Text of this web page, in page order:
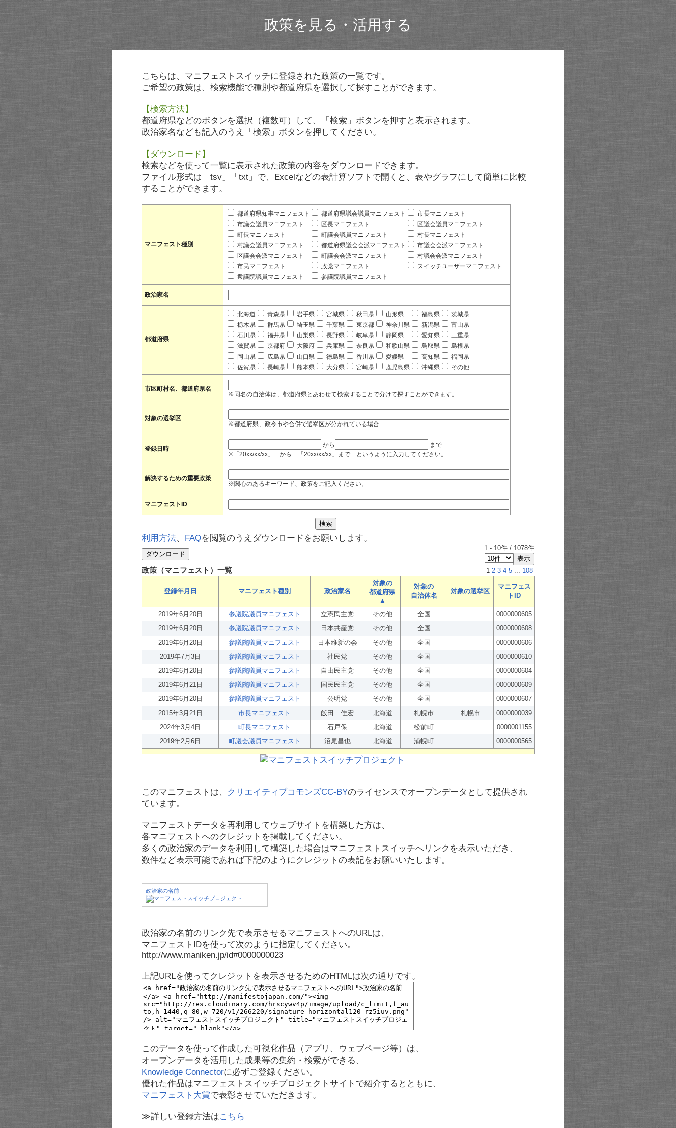
政策を見る・活用する
こちらは、マニフェストスイッチに登録された政策の一覧です。
ご希望の政策は、検索機能で種別や都道府県を選択して探すことができます。
【検索方法】
都道府県などのボタンを選択（複数可）して、「検索」ボタンを押すと表示されます。
政治家名なども記入のうえ「検索」ボタンを押してください。
【ダウンロード】
検索などを使って一覧に表示された政策の内容をダウンロードできます。
ファイル形式は「tsv」「txt」で、Excelなどの表計算ソフトで開くと、表やグラフにして簡単に比較
することができます。
マニフェスト種別
都道府県知事マニフェスト 都道府県議会議員マニフェスト
市長マニフェスト
市議会議員マニフェスト
区長マニフェスト
区議会議員マニフェスト
町長マニフェスト
町議会議員マニフェスト
村長マニフェスト
村議会議員マニフェスト
都道府県議会会派マニフェスト
市議会会派マニフェスト
区議会会派マニフェスト
町議会会派マニフェスト
村議会会派マニフェスト
市民マニフェスト
政党マニフェスト
スイッチユーザーマニフェスト
衆議院議員マニフェスト
参議院議員マニフェスト
政治家名
都道府県
北海道 青森県 岩手県 宮城県 秋田県 山形県 福島県
茨城県
栃木県
群馬県 埼玉県 千葉県 東京都 神奈川県 新潟県
富山県
石川県
福井県 山梨県 長野県 岐阜県 静岡県 愛知県
三重県
滋賀県
京都府 大阪府 兵庫県 奈良県 和歌山県 鳥取県
島根県
岡山県
広島県 山口県 徳島県 香川県 愛媛県 高知県
福岡県
佐賀県
長崎県 熊本県 大分県 宮崎県 鹿児島県 沖縄県 その他
市区町村名、都道府県名
※同名の自治体は、都道府県とあわせて検索することで分けて探すことができます。
対象の選挙区
※都道府県、政令市や合併で選挙区が分かれている場合
登録日時
から
まで
※「20xx/xx/xx」 から 「20xx/xx/xx」まで というように入力してください。
解決するための重要政策
※関心のあるキーワード、政策をご記入ください。
マニフェストID
利用方法、 FAQを閲覧のうえダウンロードをお願いします。
1 - 10件 / 1078件
政策（マニフェスト）一覧 1 2 3 4 5 ... 108
登録年月日 マニフェスト種別 政治家名
対象の
都道府県
▲
対象の
自治体名
対象の選挙区
マニフェス
トID
2019年6月20日 参議院議員マニフェスト 立憲民主党 その他 全国
0000000605
2019年6月20日
参議院議員マニフェスト 日本共産党 その他 全国
0000000608
2019年6月20日
参議院議員マニフェスト 日本維新の会 その他 全国
0000000606
2019年7月3日
参議院議員マニフェスト 社民党 その他 全国
0000000610
2019年6月20日
参議院議員マニフェスト 自由民主党 その他 全国
0000000604
2019年6月21日
参議院議員マニフェスト 国民民主党 その他 全国
0000000609
2019年6月20日
参議院議員マニフェスト 公明党 その他 全国
0000000607
2015年3月21日
市長マニフェスト 飯田 佳宏 北海道 札幌市 札幌市
0000000039
2024年3月4日
町長マニフェスト 石戸保 北海道 松前町
0000001155
2019年2月6日
町議会議員マニフェスト 沼尾昌也 北海道 浦幌町 0000000565
このマニフェストは、 クリエイティブコモンズCC-BYのライセンスでオープンデータとして提供され
ています。
マニフェストデータを再利用してウェブサイトを構築した方は、
各マニフェストへのクレジットを掲載してください。
多くの政治家のデータを利用して構築した場合はマニフェストスイッチへリンクを表示いただき、
数件など表示可能であれば下記のようにクレジットの表記をお願いいたします。
政治家の名前
政治家の名前のリンク先で表示させるマニフェストへのURLは、
マニフェストIDを使って次のように指定してください。
http://www.maniken.jp/id#0000000023
上記URLを使ってクレジットを表示させるためのHTMLは次の通りです。
このデータを使って作成した可視化作品（アプリ、ウェブページ等）は、
オープンデータを活用した成果等の集約・検索ができる、
Knowledge Connectorに必ずご登録ください。
優れた作品はマニフェストスイッチプロジェクトサイトで紹介するとともに、
マニフェスト大賞で表彰させていただきます。
≫詳しい登録方法はこちら